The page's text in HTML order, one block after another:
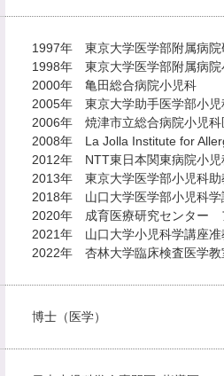
1997年 東京大学医学部附属病院
1998年 東京大学医学部附属病院
2000年 亀田総合病院小児科
2005年 東京大学助手医学部小児
2006年 焼津市立総合病院小児科
2008年 La Jolla Institute for
2012年 NTT東日本関東病院小児
2013年 東京大学医学部小児科助
2018年 山口大学医学部小児科学
2020年 成育医療研究センター
2021年 山口大学小児科学講座准
2022年 杏林大学臨床検査医学教
博士（医学）